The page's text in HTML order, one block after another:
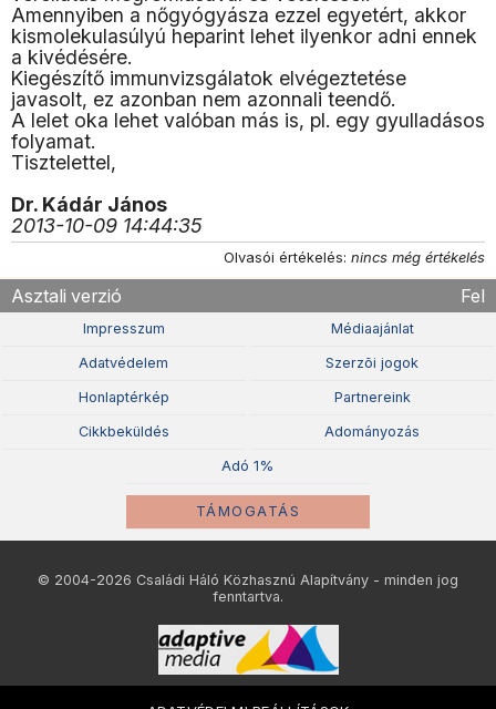
Amennyiben a nőgyógyásza ezzel egyetért, akkor
kismolekulasúlyú heparint lehet ilyenkor adni ennek
a kivédésére.
Kiegészítő immunvizsgálatok elvégeztetése
javasolt, ez azonban nem azonnali teendő.
A lelet oka lehet valóban más is, pl. egy gyulladásos
folyamat.
Tisztelettel,
Dr. Kádár János
2013-10-09 14:44:35
Olvasói értékelés: nincs még értékelés
Asztali verzió Fel
Impresszum Médiaajánlat
Adatvédelem Szerzõi jogok
Honlaptérkép Partnereink
Cikkbeküldés Adományozás
Adó 1%
TÁMOGATÁS
© 2004-2026 Családi Háló Közhasznú Alapítvány - minden jog
fenntartva.